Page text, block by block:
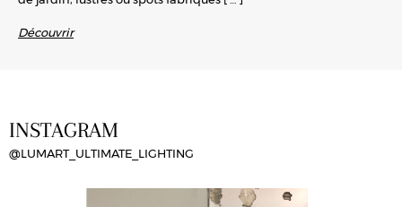
Découvrir
INSTAGRAM
@LUMART_ULTIMATE_LIGHTING